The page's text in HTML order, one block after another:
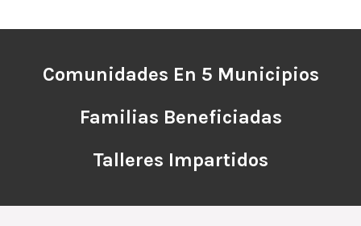
Comunidades En 5 Municipios
Familias Beneficiadas
Talleres Impartidos